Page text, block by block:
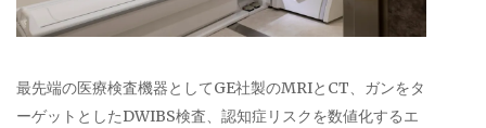
最先端の医療検査機器としてGE社製のMRIとCT、ガンをタ
ーゲットとしたDWIBS検査、認知症リスクを数値化するエ